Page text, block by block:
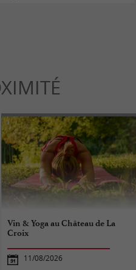
Vin & Yoga au Château de La
Croix
11/08/2026